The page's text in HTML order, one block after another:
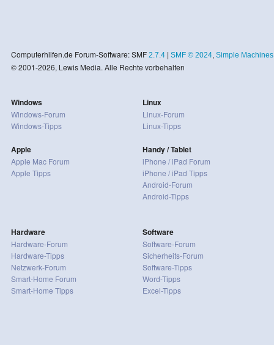
Computerhilfen.de Forum-Software: SMF 2.7.4| SMF © 2024, Simple Machines
© 2001-2026, Lewis Media. Alle Rechte vorbehalten
Windows
Windows-Forum
Windows-Tipps
Apple
Apple Mac Forum
Apple Tipps
Linux
Linux-Forum
Linux-Tipps
Handy / Tablet
iPhone / iPad Forum
iPhone / iPad Tipps
Android-Forum
Android-Tipps
Hardware
Hardware-Forum
Hardware-Tipps
Netzwerk-Forum
Smart-Home Forum
Smart-Home Tipps
Software
Software-Forum
Sicherheits-Forum
Software-Tipps
Word-Tipps
Excel-Tipps